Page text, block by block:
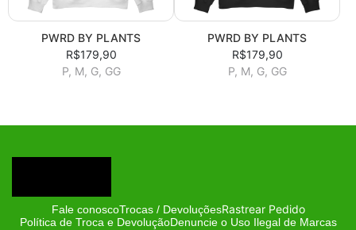
PWRD BY PLANTS
R$179,90
P, M, G, GG
PWRD BY PLANTS
R$179,90
P, M, G, GG
Fale conoscoTrocas / DevoluçõesRastrear Pedido
Política de Troca e DevoluçãoDenuncie o Uso Ilegal de Marcas